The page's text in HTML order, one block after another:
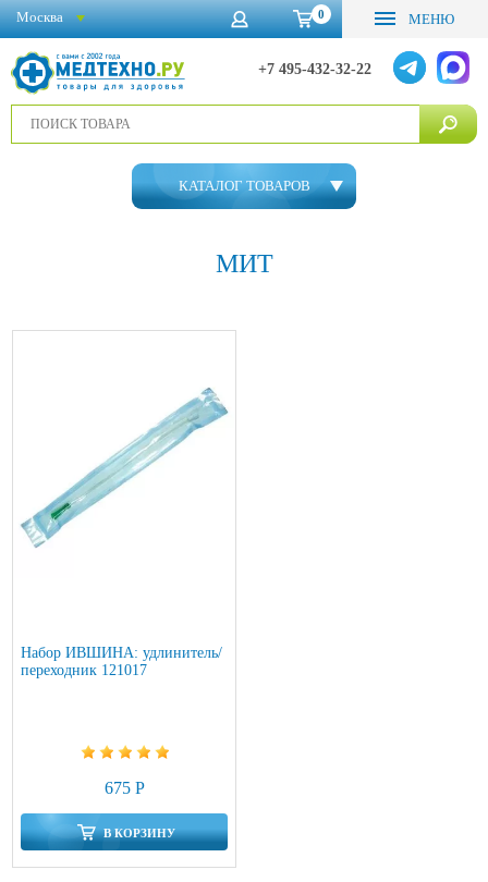
0 МЕНЮ
+7 495-432-32-22
Москва
КАТАЛОГ ТОВАРОВ
МИТ
Набор ИВШИНА: удлинитель/
переходник 121017
675 Р
В КОРЗИНУ